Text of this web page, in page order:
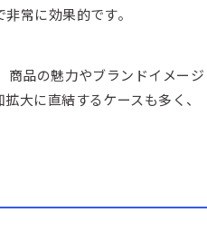
常に効果的です。
商品の魅力やブランドイメージ
大に直結するケースも多く、